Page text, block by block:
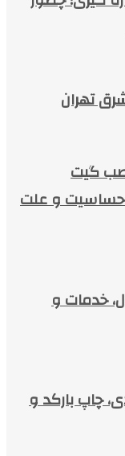
تهران
گیت
حساسیت و علت
خدمات و
چاپ بارکد و